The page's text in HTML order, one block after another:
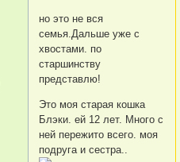
но это не вся
семья.Дальше уже с
хвостами. по
старшинству
представлю!
Это моя старая кошка
Блэки. ей 12 лет. Много с
ней пережито всего. моя
подруга и сестра..